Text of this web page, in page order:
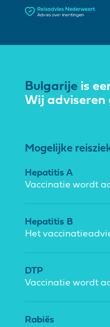
Bulgarije is
Wij adviseren
Mogelijke
Hepatitis A
Vaccinatie wordt
Hepatitis B
Het
DTP
Vaccinatie wordt
Rabiës